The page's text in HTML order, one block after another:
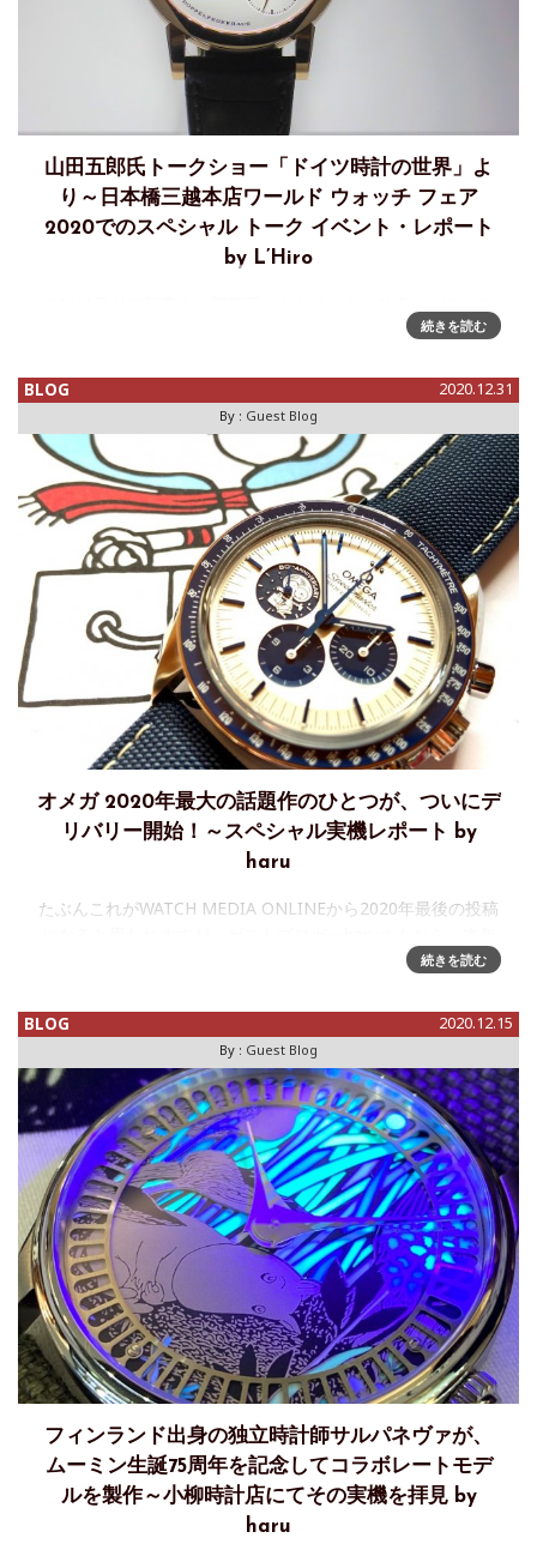
山田五郎氏トークショー「ドイツ時計の世界」よ
り～日本橋三越本店ワールド ウォッチ フェア
2020でのスペシャル トーク イベント・レポート
by L’Hiro
ロガーのL’Hiroさんから投稿いただいた、日本橋三越本店での
ペシャル トークイベント」のレポートは、クロノグラフ
続きを読む
BLOG 2020.12.31
By : Guest Blog
オメガ 2020年最大の話題作のひとつが、ついにデ
リバリー開始！～スペシャル実機レポート by
haru
たぶんこれがWATCH MEDIA ONLINEから2020年最後の投稿
のラストを飾るにふさわしい話題作の実機レポートの投稿を
続きを読む
BLOG 2020.12.15
By : Guest Blog
フィンランド出身の独立時計師サルパネヴァが、
ムーミン生誕75周年を記念してコラボレートモデ
ルを製作～小柳時計店にてその実機を拝見 by
haru